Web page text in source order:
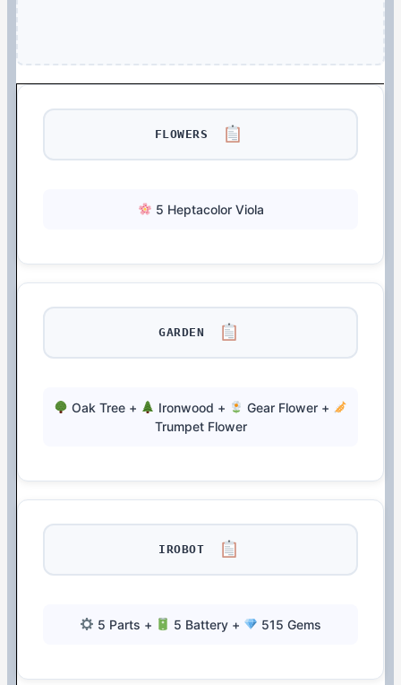
FLOWERS
5 Heptacolor Viola
GARDEN
Oak Tree + Ironwood +
Gear Flower +
Trumpet Flower
IROBOT
5 Parts + 5 Battery + 515 Gems